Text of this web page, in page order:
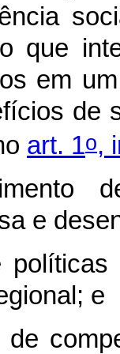
que
em
de
art. 1o,
e
e